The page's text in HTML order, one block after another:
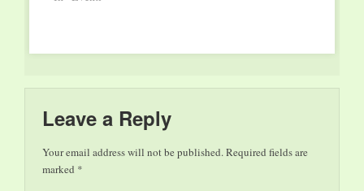
Leave a Reply
Your email address will not be published.Required fields are
marked *